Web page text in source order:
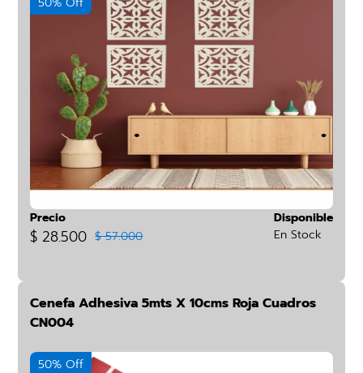
Precio
$ 28.500 $ 57.000
Disponible
En Stock
Cenefa Adhesiva 5mts X 10cms Roja Cuadros
CN004
50% Off